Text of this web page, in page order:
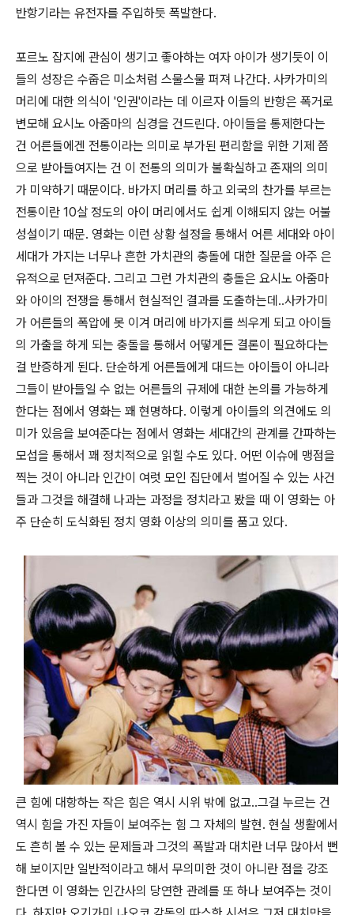
반항기라는 유전자를 주입하듯 폭발한다.
포르노 잡지에 관심이 생기고 좋아하는 여자 아이가 생기듯이 이
들의 성장은 수줍은 미소처럼 스물스물 퍼져 나간다. 사카가미의
머리에 대한 의식이 '인권'이라는 데 이르자 이들의 반항은 폭거로
변모해 요시노 아줌마의 심경을 건드린다. 아이들을 통제한다는
건 어른들에겐 전통이라는 의미로 부가된 편리함을 위한 기제 쯤
으로 받아들여지는 건 이 전통의 의미가 불확실하고 존재의 의미
가 미약하기 때문이다. 바가지 머리를 하고 외국의 찬가를 부르는
전통이란 10살 정도의 아이 머리에서도 쉽게 이해되지 않는 어불
성설이기 때문. 영화는 이런 상황 설정을 통해서 어른 세대와 아이
세대가 가지는 너무나 흔한 가치관의 충돌에 대한 질문을 아주 은
유적으로 던져준다. 그리고 그런 가치관의 충돌은 요시노 아줌마
와 아이의 전쟁을 통해서 현실적인 결과를 도출하는데..사카가미
가 어른들의 폭압에 못 이겨 머리에 바가지를 씌우게 되고 아이들
의 가출을 하게 되는 충돌을 통해서 어떻게든 결론이 필요하다는
걸 반증하게 된다. 단순하게 어른들에게 대드는 아이들이 아니라
그들이 받아들일 수 없는 어른들의 규제에 대한 논의를 가능하게
한다는 점에서 영화는 꽤 현명하다. 이렇게 아이들의 의견에도 의
미가 있음을 보여준다는 점에서 영화는 세대간의 관계를 간파하는
모섭을 통해서 꽤 정치적으로 읽힐 수도 있다. 어떤 이슈에 맹점을
찍는 것이 아니라 인간이 여럿 모인 집단에서 벌어질 수 있는 사건
들과 그것을 해결해 나과는 과정을 정치라고 봤을 때 이 영화는 아
주 단순히 도식화된 정치 영화 이상의 의미를 품고 있다.
큰 힘에 대항하는 작은 힘은 역시 시위 밖에 없고..그걸 누르는 건
역시 힘을 가진 자들이 보여주는 힘 그 자체의 발현. 현실 생활에서
도 흔히 볼 수 있는 문제들과 그것의 폭발과 대치란 너무 많아서 뻔
해 보이지만 일반적이라고 해서 무의미한 것이 아니란 점을 강조
한다면 이 영화는 인간사의 당연한 관례를 또 하나 보여주는 것이